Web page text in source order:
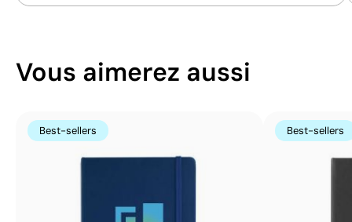
Vous aimerez aussi
Best-sellers Best-sellers